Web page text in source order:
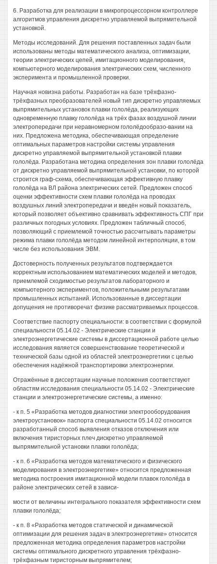
6. Разработка для реализации в микропроцессорном контроллере
алгоритмов управления дискретно управляемой выпрямительной
установкой.
Методы исследований. Для решения поставленных задач были
использованы методы математического анализа, оптимизации,
теории электрических цепей, имитационного моделирования,
компьютерного моделирования электрических схем, численного
эксперимента и промышленной проверки.
Научная новизна работы. Разработан на базе трёхфазно-
трёхфазных преобразователей новый тип дискретно управляемых
выпрямительных установок плавки гололёда, реализующих
одновременную плавку гололёда на трёх фазах воздушной линии
электропередачи при неравномерном гололёдообразо-вании на
них. Предложена методика, обеспечивающая определение
оптимальных параметров настройки системы управления
дискретно управляемой выпрямительной установкой плавки
гололёда. Разработана методика определения зон плавки гололёда
от дискретно управляемой выпрямительной установки, по которой
строится граф-схема, обеспечивающая эффективную плавку
гололёда на ВЛ района электрических сетей. Предложен способ
оценки эффективности схем плавки гололёда на проводах
воздушных линий электропередачи и введён новый показатель,
который позволяет объективно сравнивать эффективность СПГ при
различных погодных условиях. Предложен табличный способ,
позволяющий с приемлемой точностью рассчитывать параметры
режима плавки гололёда методом линейной интерполяции, в том
числе без использования ЭВМ.
Достоверность полученных результатов подтверждается
корректным использованием математических моделей и методов,
приемлемой сходимостью результатов лабораторного и
компьютерного экспериментов, положительными результатами
промышленных испытаний. Использованные в диссертации
допущения не противоречат физике рассматриваемых процессов.
Соответствие паспорту специальности: в соответствии с формулой
специальности 05.14.02 - Электрические станции и
электроэнергетические системы в диссертационной работе целью
исследования является совершенствование теоретической и
технической базы одной из областей электроэнергетики с целью
обеспечения надёжной транспортировки электроэнергии.
Отражённые в диссертации научные положения соответствуют
областям исследования специальности 05.14.02 - Электрические
станции и электроэнергетические системы, а именно:
- к п. 5 «Разработка методов диагностики электрооборудования
электроустановок» паспорта специальности 05.14.02 относится
разработанный способ выявления отказов отключения или
включения тиристорных плеч дискретно управляемой
выпрямительной установки плавки гололёда;
- к п. 6 «Разработка методов математического и физического
моделирования в электроэнергетике» относится предложенная
методика построения имитационной модели плавок гололёда в
районе электрических сетей в зависи-
мости от величины интегрального показателя эффективности схем
плавки гололёда;
- к п. 8 «Разработка методов статической и динамической
оптимизации для решения задач в электроэнергетике» относится
предложенная методика определения параметров настройки
системы оптимального дискретного управления трёхфазно-
трёхфазным тиристорным выпрямителем;